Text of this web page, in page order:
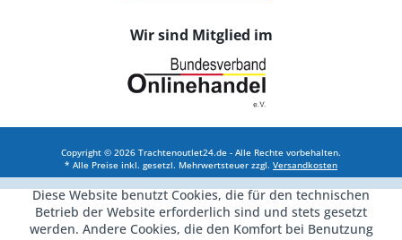
Wir sind Mitglied im
Copyright © 2026 Trachtenoutlet24.de - Alle Rechte vorbehalten.
* Alle Preise inkl. gesetzl. Mehrwertsteuer zzgl. Versandkosten
Diese Website benutzt Cookies, die für den technischen
Betrieb der Website erforderlich sind und stets gesetzt
werden. Andere Cookies, die den Komfort bei Benutzung